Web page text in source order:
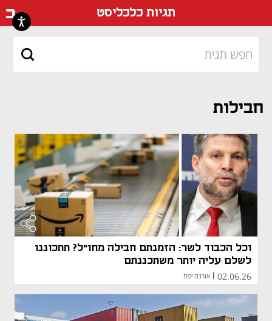
תגיות כלכליסט
חבילות
וכל הכבוד לשר: הזמנתם חבילה מחו"ל? תתכוננו
לשלם עליה יותר משתכננתם
02.06.26 אורנה יפת